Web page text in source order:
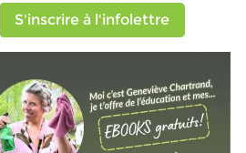
S'inscrire à l'infolettre